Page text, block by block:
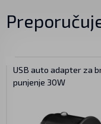
USB auto adapter za
punjenje 30W